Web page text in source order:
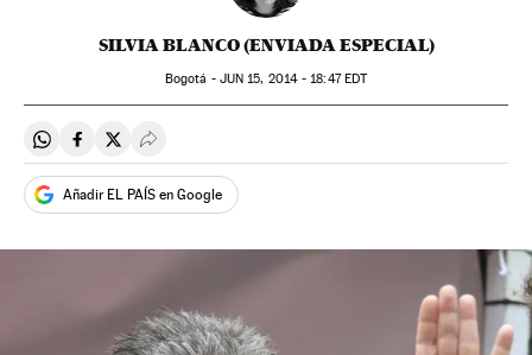
SILVIA BLANCO (ENVIADA ESPECIAL)
Bogotá - JUN 15, 2014 - 18:47EDT
Compartir en Whatsapp
Compartir en Facebook
Compartir en Twitter
Desplegar Redes Sociales
Añadir EL PAÍS en Google